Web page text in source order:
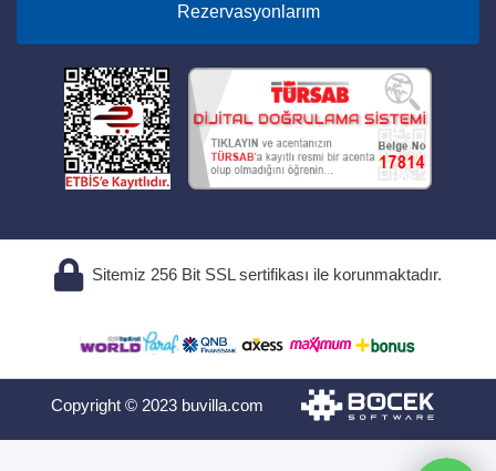
Rezervasyonlarım
Sitemiz 256 Bit SSL sertifikası ile korunmaktadır.
Copyright © 2023 buvilla.com